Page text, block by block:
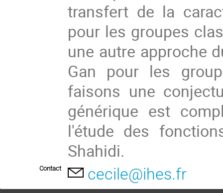
transfert de la
pour les groupes
une autre approche
Gan pour les
faisons une
générique est
l'étude des
Shahidi.
Contact cecile@ihes.fr